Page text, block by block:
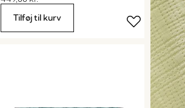
Tilføj til kurv